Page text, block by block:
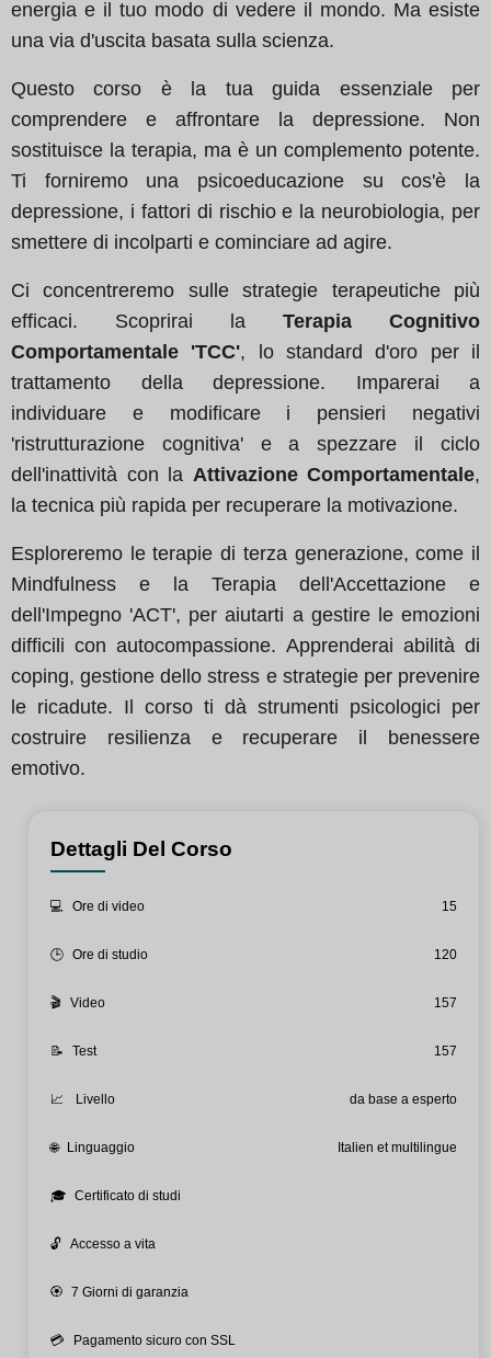
energia e il tuo modo di vedere il mondo. Ma esiste
una via d'uscita basata sulla scienza.
Questo corso è la tua guida essenziale per
comprendere e affrontare la depressione. Non
sostituisce la terapia, ma è un complemento potente.
Ti forniremo una psicoeducazione su cos'è la
depressione, i fattori di rischio e la neurobiologia, per
smettere di incolparti e cominciare ad agire.
Ci concentreremo sulle strategie terapeutiche più
efficaci. Scoprirai la Terapia Cognitivo
Comportamentale 'TCC', lo standard d'oro per il
trattamento della depressione. Imparerai a
individuare e modificare i pensieri negativi
'ristrutturazione cognitiva' e a spezzare il ciclo
dell'inattività con la Attivazione Comportamentale,
la tecnica più rapida per recuperare la motivazione.
Esploreremo le terapie di terza generazione, come il
Mindfulness e la Terapia dell'Accettazione e
dell'Impegno 'ACT', per aiutarti a gestire le emozioni
difficili con autocompassione. Apprenderai abilità di
coping, gestione dello stress e strategie per prevenire
le ricadute. Il corso ti dà strumenti psicologici per
costruire resilienza e recuperare il benessere
emotivo.
Dettagli Del Corso
💻 Ore di video 15
🕒 Ore di studio 120
🎬 Video 157
📝 Test 157
📈 Livello da base a esperto
🌐 Linguaggio Italien et multilingue
🎓 Certificato di studi
🔓 Accesso a vita
🏵️ 7 Giorni di garanzia
💳 Pagamento sicuro con SSL